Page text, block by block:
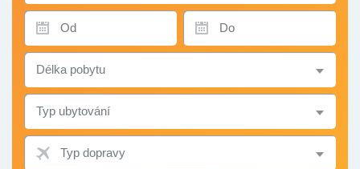
TERMÍN
OD
TERMÍN
DO
DÉLKA
POBYTU
TYP
UBYTOVÁNÍ
TYP
DOPRAVY